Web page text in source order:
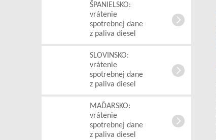
ŠPANIELSKO:
vrátenie
spotrebnej dane
z paliva diesel
SLOVINSKO:
vrátenie
spotrebnej dane
z paliva diesel
MAĎARSKO:
vrátenie
spotrebnej dane
z paliva diesel